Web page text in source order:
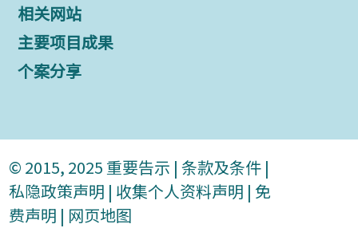
相关网站
主要项目成果
个案分享
© 2015, 2025 重要告示 | 条款及条件 |
私隐政策声明 | 收集个人资料声明 | 免
费声明 | 网页地图